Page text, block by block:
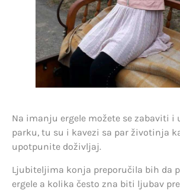
Na imanju ergele možete se zabaviti i
parku, tu su i kavezi sa par životinja
upotpunite doživljaj.
Ljubiteljima konja preporučila bih da
ergele a kolika često zna biti ljubav